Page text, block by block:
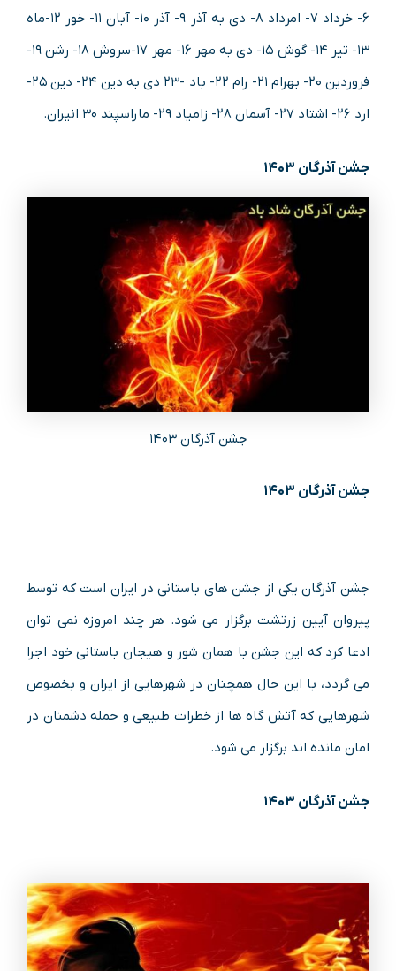
۶- خرداد ۷- امرداد ۸- دی به آذر ۹- آذر ۱۰- آبان ۱۱- خور ۱۲-ماه
۱۳- تیر ۱۴- گوش ۱۵- دی به مهر ۱۶- مهر ۱۷-سروش ۱۸- رشن ۱۹-
فروردین ۲۰- بهرام ۲۱- رام ۲۲- باد -۲۳ دی به دین ۲۴- دین ۲۵-
ارد ۲۶- اشتاد ۲۷- آسمان ۲۸- زامیاد ۲۹- ماراسپند ۳۰ انیران.
جشن آذرگان ۱۴۰۳
جشن آذرگان ۱۴۰۳
جشن آذرگان ۱۴۰۳
جشن آذرگان یکی از جشن های باستانی در ایران است که توسط
پیروان آیین زرتشت برگزار می شود. هر چند امروزه نمی توان
ادعا کرد که این جشن با همان شور و هیجان باستانی خود اجرا
می گردد، با این حال همچنان در شهرهایی از ایران و بخصوص
شهرهایی که آتش گاه ها از خطرات طبیعی و حمله دشمنان در
امان مانده اند برگزار می شود.
جشن آذرگان ۱۴۰۳